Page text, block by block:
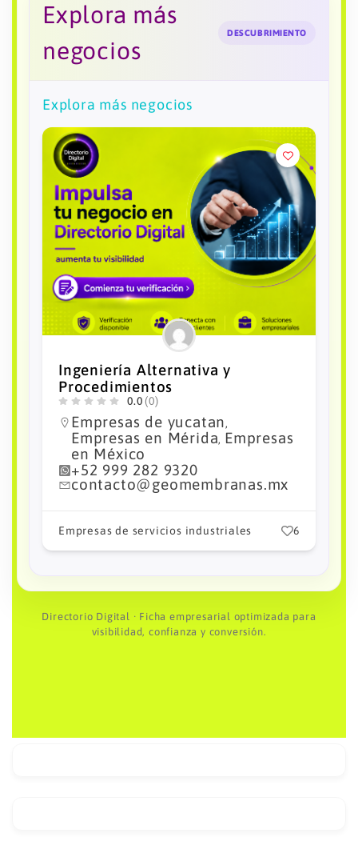
Explora más
negocios
DESCUBRIMIENTO
Explora más negocios
INGENIERÍA MG
0.0(0)
Empresas de yucatan
Empresas en Mérida,Empresas
en México
+52 999 163 5503
ingmg@ingenieriamg.com.mx
Directorio Digital · Ficha empresarial optimizada para
visibilidad, confianza y conversión.